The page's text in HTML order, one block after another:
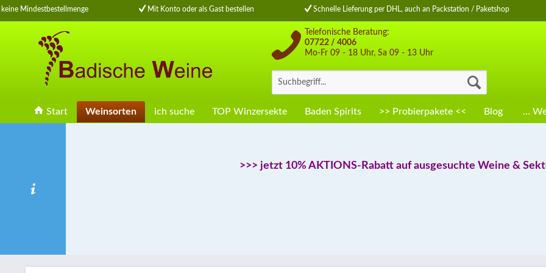
Mindestbestellmenge Mit Konto oder als Gast bestellen Schnelle Lieferung per DHL, auch an Packstation / Paketshop
Telefonische Beratung:
07722 / 4006
Mo-Fr 09 - 18 Uhr, Sa 09 - 13 Uhr
Start Weinsorten ich suche TOP Winzersekte Baden Spirits >> Probierpakete << Blog …
>>> jetzt 10% AKTIONS-Rabatt auf ausgesuchte Weine &